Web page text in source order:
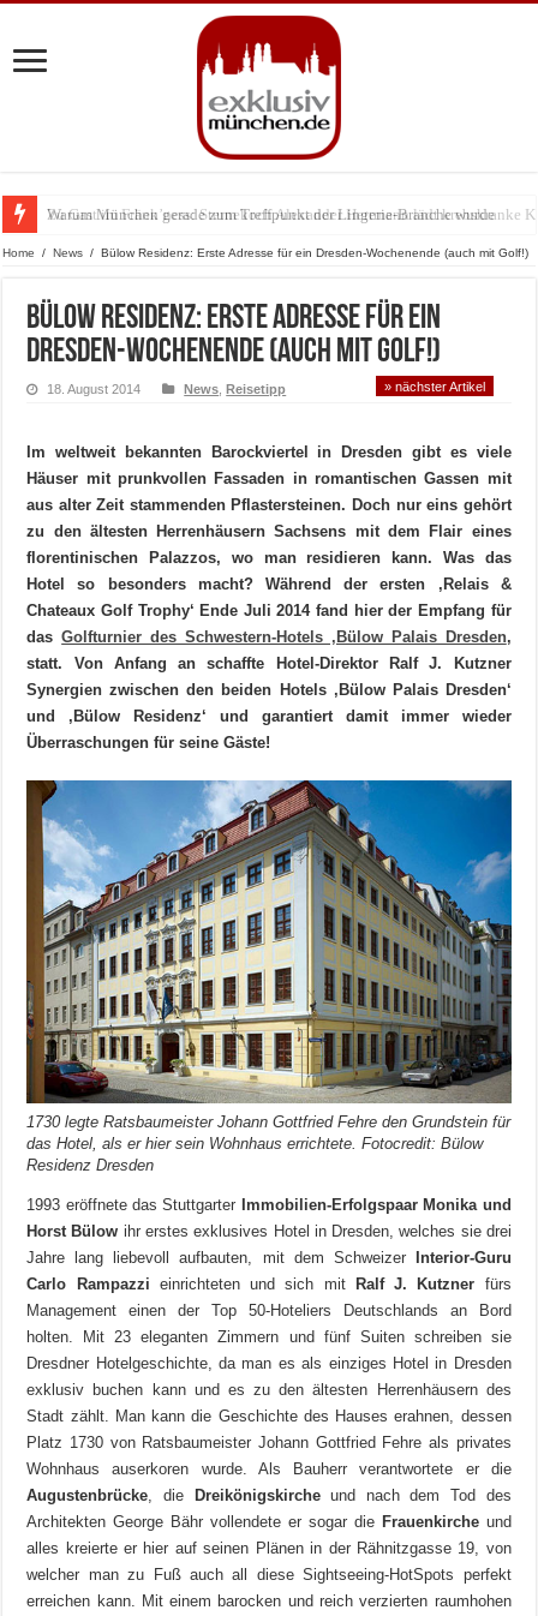
Warum München gerade zum Treffpunkt der Lingerie-Branche wurde
Home / News / Bülow Residenz: Erste Adresse für ein Dresden-Wochenende (auch mit Golf!)
Bülow Residenz: Erste Adresse für ein
Dresden-Wochenende (auch mit Golf!)
18. August 2014 News ,Reisetipp » nächster Artikel
Im weltweit bekannten Barockviertel in Dresden gibt es viele
Häuser mit prunkvollen Fassaden in romantischen Gassen mit
aus alter Zeit stammenden Pflastersteinen. Doch nur eins gehört
zu den ältesten Herrenhäusern Sachsens mit dem Flair eines
florentinischen Palazzos, wo man residieren kann. Was das
Hotel so besonders macht? Während der ersten ‚Relais &
Chateaux Golf Trophy‘ Ende Juli 2014 fand hier der Empfang für
dasGolfturnier des Schwestern-Hotels ‚Bülow Palais Dresden‚
statt. Von Anfang an schaffte Hotel-Direktor Ralf J. Kutzner
Synergien zwischen den beiden Hotels ‚Bülow Palais Dresden‘
und ‚Bülow Residenz‘ und garantiert damit immer wieder
Überraschungen für seine Gäste!
1730 legte Ratsbaumeister Johann Gottfried Fehre den Grundstein für
das Hotel, als er hier sein Wohnhaus errichtete. Fotocredit: Bülow
Residenz Dresden
1993 eröffnete das Stuttgarter Immobilien-Erfolgspaar Monika und
Horst Bülow ihr erstes exklusives Hotel in Dresden, welches sie drei
Jahre lang liebevoll aufbauten, mit dem Schweizer Interior-Guru
Carlo Rampazzi einrichteten und sich mit Ralf J. Kutzner fürs
Management einen der Top 50-Hoteliers Deutschlands an Bord
holten. Mit 23 eleganten Zimmern und fünf Suiten schreiben sie
Dresdner Hotelgeschichte, da man es als einziges Hotel in Dresden
exklusiv buchen kann und es zu den ältesten Herrenhäusern des
Stadt zählt. Man kann die Geschichte des Hauses erahnen, dessen
Platz 1730 von Ratsbaumeister Johann Gottfried Fehre als privates
Wohnhaus auserkoren wurde. Als Bauherr verantwortete er die
Augustenbrücke , die Dreikönigskircheund nach dem Tod des
Architekten George Bähr vollendete er sogar die Frauenkircheund
alles kreierte er hier auf seinen Plänen in der Rähnitzgasse 19, von
welcher man zu Fuß auch all diese Sightseeing-HotSpots perfekt
erreichen kann. Mit einem barocken und reich verzierten raumhohen